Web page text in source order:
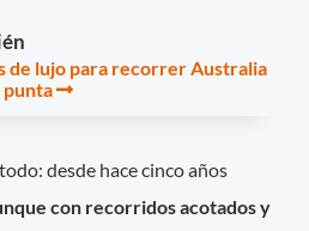
de lujo para recorrer Australia
punta
desde hace cinco años
con recorridos acotados y